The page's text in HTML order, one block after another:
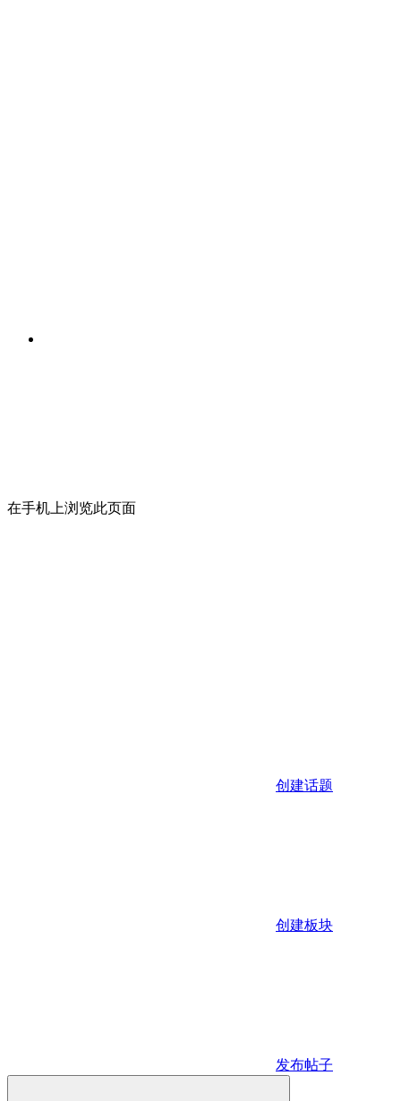
在手机上浏览此页面
创建话题
创建板块
发布帖子